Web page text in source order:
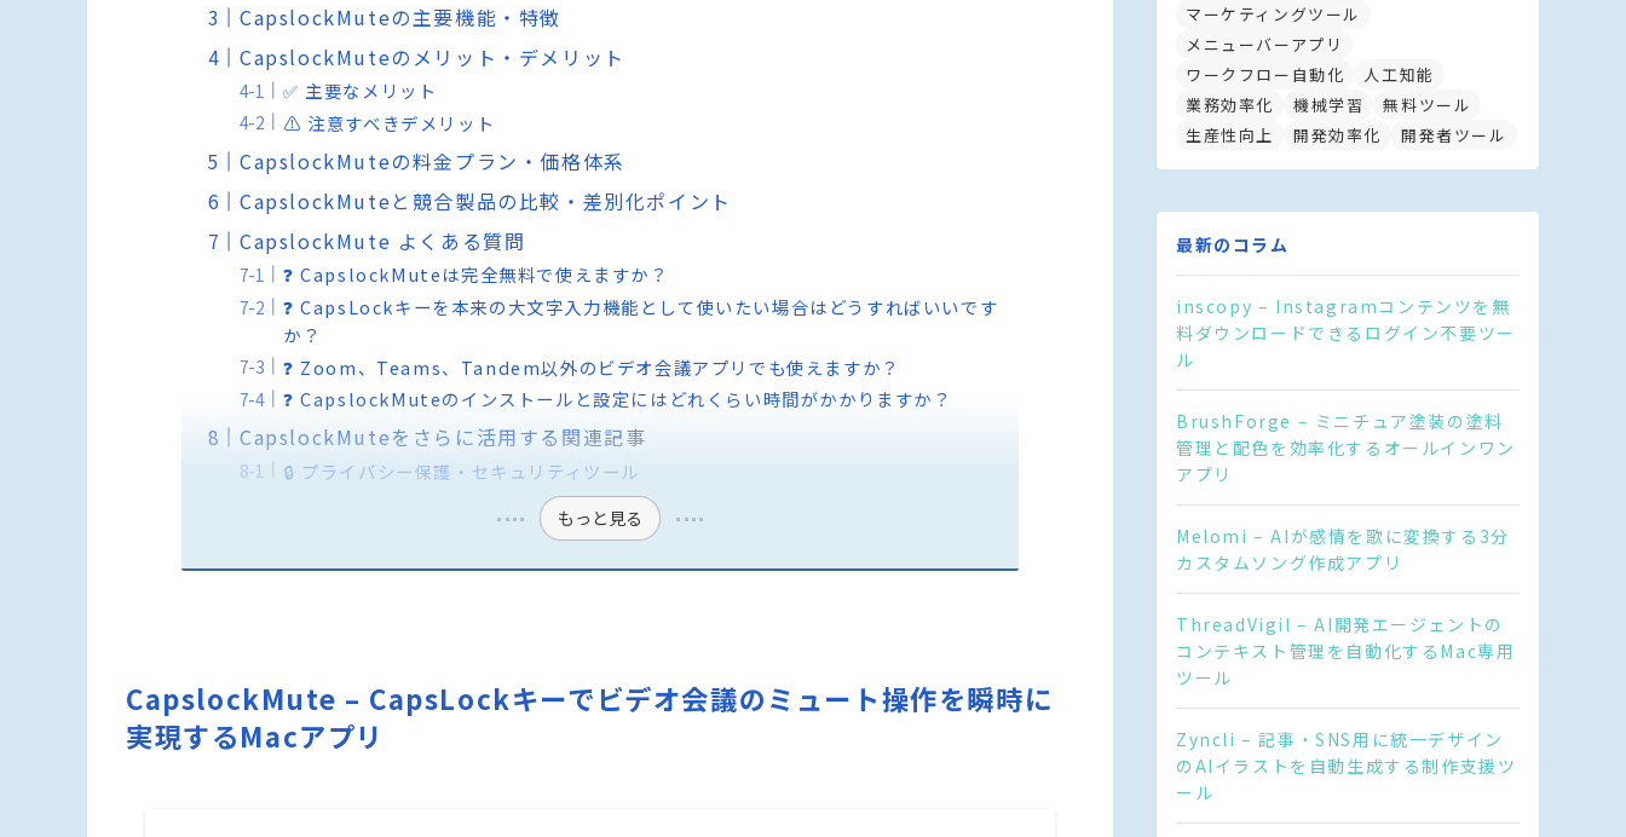
CapslockMuteの主要機能・特徴
CapslockMuteのメリット・デメリット
✅ 主要なメリット
⚠️ 注意すべきデメリット
CapslockMuteの料金プラン・価格体系
CapslockMuteと競合製品の比較・差別化ポイント
CapslockMute よくある質問
❓ CapslockMuteは完全無料で使えますか？
❓ CapsLockキーを本来の大文字入力機能として使いたい場合はどうすればいいです
か？
❓ Zoom、Teams、Tandem以外のビデオ会議アプリでも使えますか？
❓ CapslockMuteのインストールと設定にはどれくらい時間がかかりますか？
CapslockMuteをさらに活用する関連記事
🔒 プライバシー保護・セキュリティツール
もっと見る
CapslockMute – CapsLockキーでビデオ会議のミュート操作を瞬時に
実現するMacアプリ
マーケティングツール
メニューバーアプリ
ワークフロー自動化
人工知能
業務効率化
機械学習
無料ツール
生産性向上
開発効率化 開発者ツール
最新のコラム
inscopy – Instagramコンテンツを無
料ダウンロードできるログイン不要ツー
ル
BrushForge – ミニチュア塗装の塗料
管理と配色を効率化するオールインワン
アプリ
Melomi – AIが感情を歌に変換する3分
カスタムソング作成アプリ
ThreadVigil – AI開発エージェントの
コンテキスト管理を自動化するMac専用
ツール
Zyncli – 記事・SNS用に統一デザイン
のAIイラストを自動生成する制作支援ツ
ール